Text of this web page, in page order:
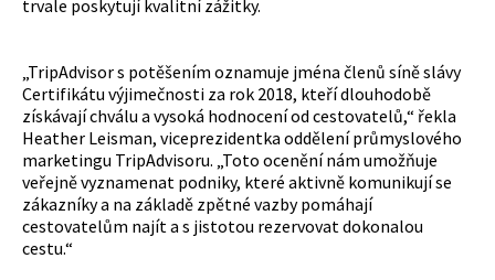
trvale poskytují kvalitní zážitky.
„TripAdvisor s potěšením oznamuje jména členů síně slávy
Certifikátu výjimečnosti za rok 2018, kteří dlouhodobě
získávají chválu a vysoká hodnocení od cestovatelů,“ řekla
Heather Leisman, viceprezidentka oddělení průmyslového
marketingu TripAdvisoru. „Toto ocenění nám umožňuje
veřejně vyznamenat podniky, které aktivně komunikují se
zákazníky a na základě zpětné vazby pomáhají
cestovatelům najít a s jistotou rezervovat dokonalou
cestu.“